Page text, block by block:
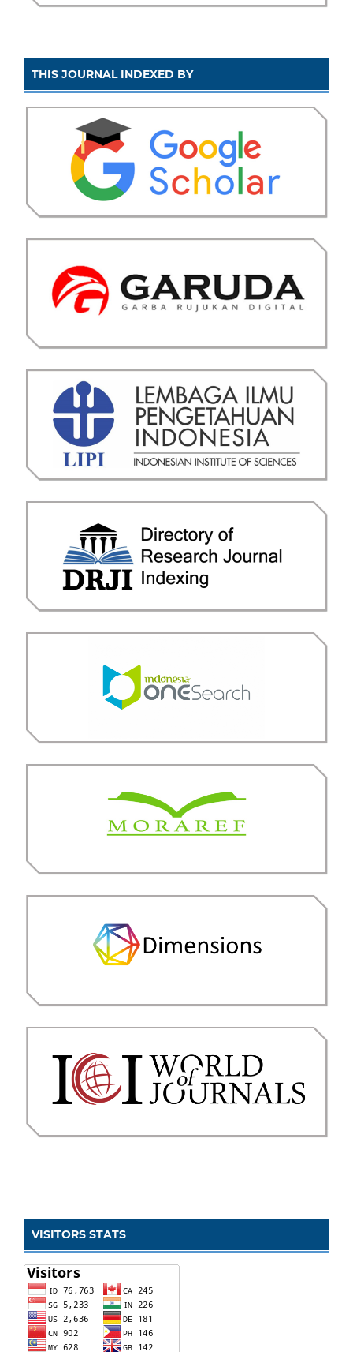
THIS JOURNAL INDEXED BY
VISITORS STATS